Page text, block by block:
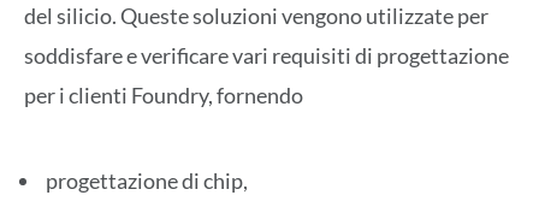
del silicio. Queste soluzioni vengono utilizzate per
soddisfare e verificare vari requisiti di progettazione
per i clienti Foundry, fornendo
progettazione di chip,